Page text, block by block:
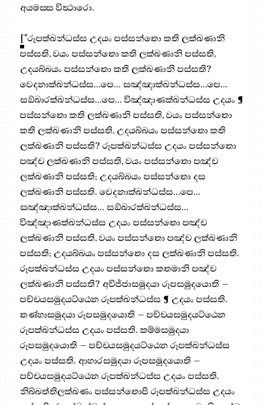
අයමස‍්ස විත්‍ථාරො.
["රූපක්ඛන්ධස්ස උදයං පස්සන්තො කති ලක්ඛණානි
පස්සති, වයං පස්සන්තො කති ලක්ඛණානි පස්සති,
උදයබ්බයං පස්සන්තො කති ලක්ඛණානි පස්සති?
වෙදනාක්ඛන්ධස්ස…පෙ… සඤ්ඤාක්ඛන්ධස්ස…පෙ…
සඞ්ඛාරක්ඛන්ධස්ස…පෙ… විඤ්ඤාණක්ඛන්ධස්ස උදයං ¶
පස්සන්තො කති ලක්ඛණානි පස්සති, වයං පස්සන්තො
කති ලක්ඛණානි පස්සති, උදයබ්බයං පස්සන්තො කති
ලක්ඛණානි පස්සති? රූපක්ඛන්ධස්ස උදයං පස්සන්තො
පඤ්ච ලක්ඛණානි පස්සති, වයං පස්සන්තො පඤ්ච
ලක්ඛණානි පස්සති; උදයබ්බයං පස්සන්තො දස
ලක්ඛණානි පස්සති. වෙදනාක්ඛන්ධස්ස…පෙ…
සඤ්ඤාක්ඛන්ධස්ස… සඞ්ඛාරක්ඛන්ධස්ස…
විඤ්ඤාණක්ඛන්ධස්ස උදයං පස්සන්තො පඤ්ච
ලක්ඛණානි පස්සති, වයං පස්සන්තො පඤ්ච ලක්ඛණානි
පස්සති; උදයබ්බයං පස්සන්තො දස ලක්ඛණානි පස්සති.
රූපක්ඛන්ධස්ස උදයං පස්සන්තො කතමානි පඤ්ච
ලක්ඛණානි පස්සති? අවිජ්ජාසමුදයා රූපසමුදයොති –
පච්චයසමුදයට්ඨෙන රූපක්ඛන්ධස්ස ¶ උදයං පස්සති.
තණ්හාසමුදයා රූපසමුදයොති – පච්චයසමුදයට්ඨෙන
රූපක්ඛන්ධස්ස උදයං පස්සති. කම්මසමුදයා
රූපසමුදයොති – පච්චයසමුදයට්ඨෙන රූපක්ඛන්ධස්ස
උදයං පස්සති. ආහාරසමුදයා රූපසමුදයොති –
පච්චයසමුදයට්ඨෙන රූපක්ඛන්ධස්ස උදයං පස්සති.
නිබ්බත්තිලක්ඛණං පස්සන්තොපි රූපක්ඛන්ධස්ස උදයං